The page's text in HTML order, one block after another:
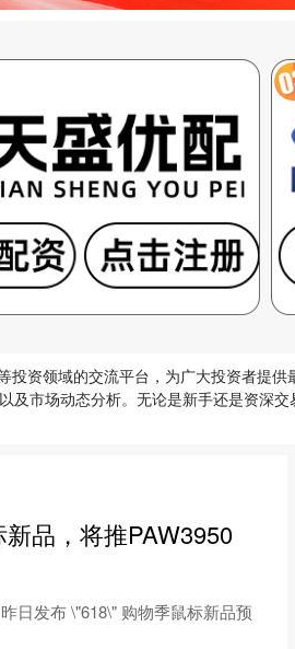
资领域的交流平台，为广大投资者提
市场动态分析。无论是新手还是资深
品，将推PAW3950
日发布 \"618\" 购物季鼠标新品预